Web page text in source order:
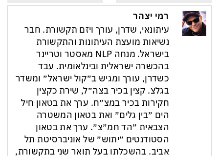
רמי יצהר
עיתונאי, שדרן, עורך ויזם תקשורת. חבר
נשיאות מועצת העיתונות והתקשורת
בישראל. מנחה NLP מאסטר וטריינר
בהכשרה ישראלית ובינלאומית. עבד
כשדרן, עורך ומגיש ב״קול ישראל״ ומשדר
בגלצ. קצין בכיר בצה״ל, שירת כקצין
חקירות בכיר במצ״ח. ערך את בטאון חיל
הים ״בין גלים״ ואת בטאון המשטרה
הצבאית ״הד חמ״צ״. ערך את בטאון
הסטודנטים ״יתוש״ של אוניברסיטת תל
אביב. בהשכלתו בעל תואר שני בתקשורת,